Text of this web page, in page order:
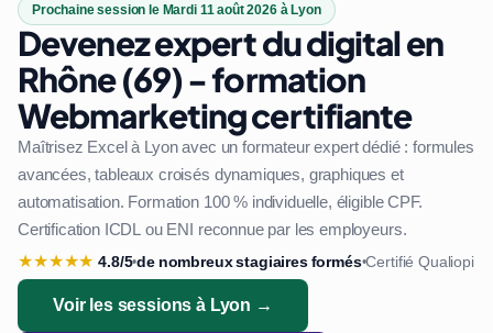
Prochaine session le Mardi 11 août 2026 à Lyon
Devenez expert du digital en
Rhône (69) - formation
Webmarketing certifiante
Maîtrisez Excel à Lyon avec un formateur expert dédié : formules
avancées, tableaux croisés dynamiques, graphiques et
automatisation. Formation 100 % individuelle, éligible CPF.
Certification ICDL ou ENI reconnue par les employeurs.
★★★★★ 4.8/5•de nombreux stagiaires formés•Certifié Qualiopi
Voir les sessions à Lyon →